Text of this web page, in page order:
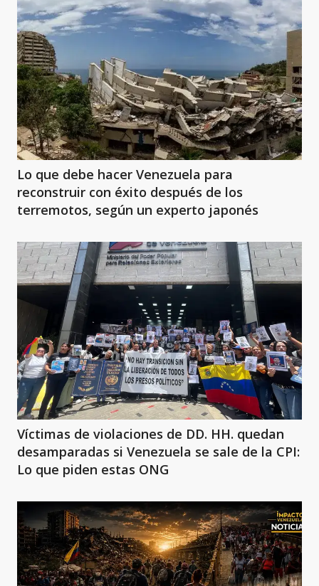
Lo que debe hacer Venezuela para
reconstruir con éxito después de los
terremotos, según un experto japonés
Víctimas de violaciones de DD. HH. quedan
desamparadas si Venezuela se sale de la CPI:
Lo que piden estas ONG